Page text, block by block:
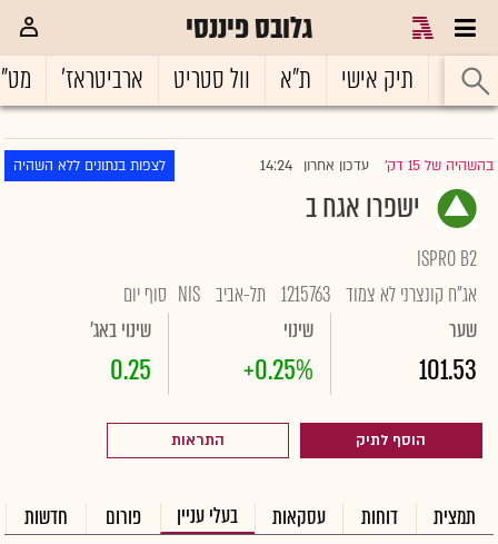
גלובס פיננסי
ראשי תיק אישי ת"א וול סטריט ארביטראז'
בהשהיה של 15 דק' |עדכון אחרון 14:24 לצפות בנתונים ללא השהיה
ישפרו אגח ב
ISPRO B2
אג"ח קונצרני לא צמוד 1215763 תל-אביב NIS סוף יום
שער
101.53
שינוי
+0.25%
שינוי באג'
0.25
הוסף לתיק התראות
תמצית דוחות עסקאות בעלי עניין פורום חדשות